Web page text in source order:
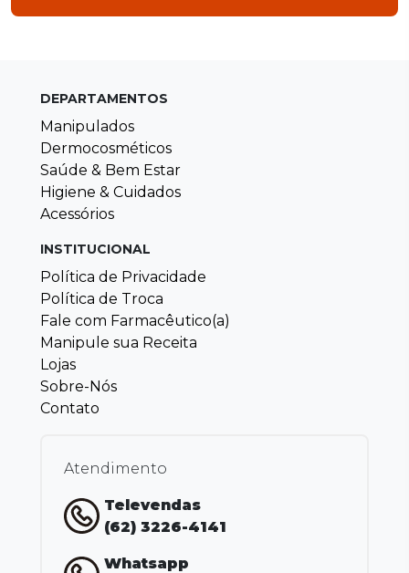
DEPARTAMENTOS
Manipulados
Dermocosméticos
Saúde & Bem Estar
Higiene & Cuidados
Acessórios
INSTITUCIONAL
Política de Privacidade
Política de Troca
Fale com Farmacêutico(a)
Manipule sua Receita
Lojas
Sobre-Nós
Contato
Atendimento
Televendas
(62) 3226-4141
Whatsapp